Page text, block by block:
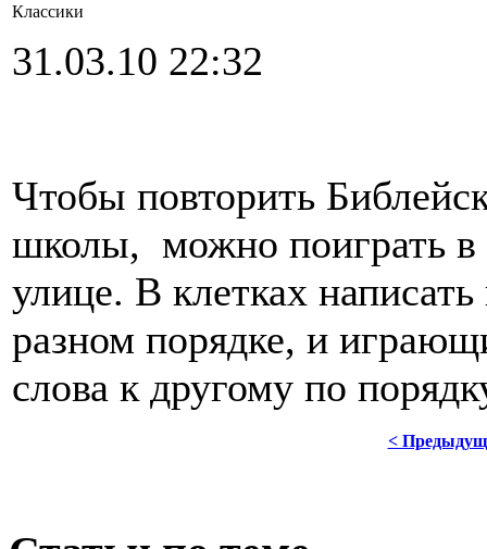
Классики
31.03.10 22:32
Чтобы повторить
школы, можно поиграть в
улице. В клетках
разном порядке, и
слова к другому по
<